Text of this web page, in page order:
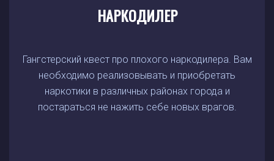
НАРКОДИЛЕР
Гангстерский квест про плохого наркодилера. Вам
необходимо реализовывать и приобретать
наркотики в различных районах города и
постараться не нажить себе новых врагов.